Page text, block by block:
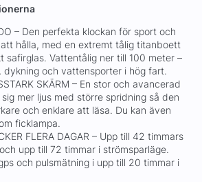
– Den perfekta klockan för sport och
hålla, med en extremt tålig titanboett
safirglas. Vattentålig ner till 100 meter –
dykning och vattensporter i hög fart.
SKÄRM – En stor och avancerad
mer ljus med större spridning så den
och enklare att läsa. Du kan även
ficklampa.
FLERA DAGAR – Upp till 42 timmars
upp till 72 timmar i strömsparläge.
och pulsmätning i upp till 20 timmar i